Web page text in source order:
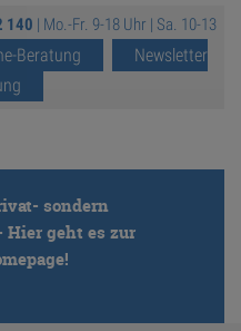
140 | Mo.-Fr. 9-18 Uhr | Sa. 10-13
Beratung
Newsletter
sondern
Hier geht es zur